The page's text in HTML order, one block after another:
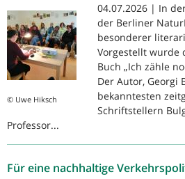
© Uwe Hiksch
04.07.2026 | In
der Berliner
besonderer
Vorgestellt wurde
Buch „Ich zähle
Der Autor, Georgi
bekanntesten
Schriftstellern
Professor...
Für eine nachhaltige